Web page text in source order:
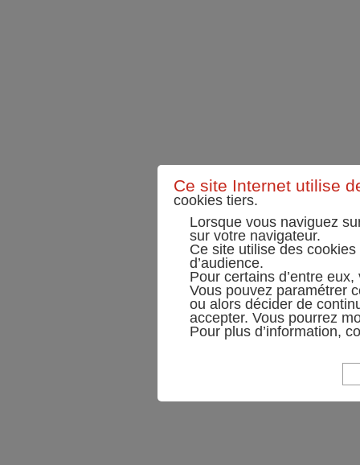
Ce site Internet utilise
cookies tiers.
Lorsque vous naviguez
sur votre navigateur.
Ce site utilise des
d’audience.
Pour certains d’entre
Vous pouvez paramétrer
ou alors décider de
accepter. Vous pourrez
Pour plus d’information,